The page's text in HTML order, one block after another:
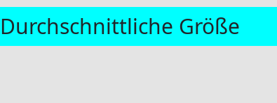
Durchschnittliche Größe